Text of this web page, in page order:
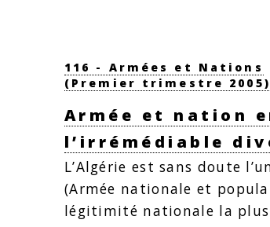
116 - Armées et Nations
(Premier trimestre 2005)
Armée et nation
l’irrémédiable
L’Algérie est sans doute
(Armée nationale et
légitimité nationale la